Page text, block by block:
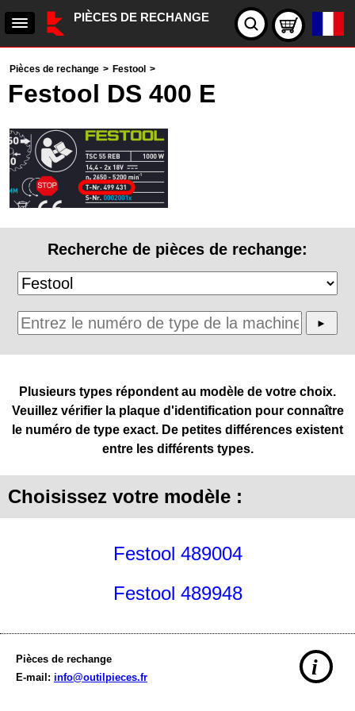
PIÈCES DE RECHANGE
Pièces de rechange > Festool >
Festool DS 400 E
Recherche de pièces de rechange:
Plusieurs types répondent au modèle de votre choix.
Veuillez vérifier la plaque d'identification pour connaître
le numéro de type exact. De petites différences existent
entre les différents types.
Choisissez votre modèle :
Festool 489004
Festool 489948
Pièces de rechange
E-mail: info@outilpieces.fr i